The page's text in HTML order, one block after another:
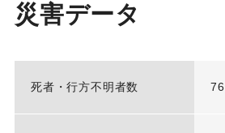
災害データ
死者・行方不明者数